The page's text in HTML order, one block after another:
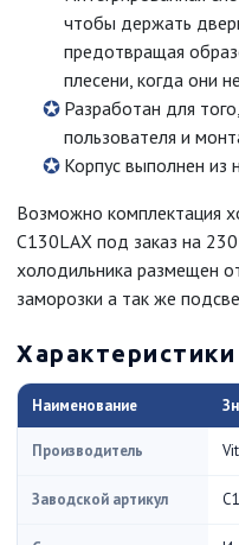
чтобы держать
предотвращая
плесени, когда они
Разработан для
пользователя и
Корпус выполнен
Возможно комплектация
C130LAX под заказ на
холодильника размещен
заморозки а так же
Наименование
Производитель
Заводской артикул